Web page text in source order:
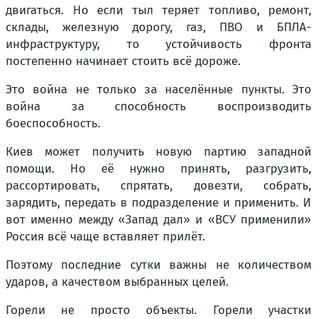
двигаться. Но если тыл теряет топливо, ремонт,
склады, железную дорогу, газ, ПВО и БПЛА-
инфраструктуру, то устойчивость фронта
постепенно начинает стоить всё дороже.
Это война не только за населённые пункты. Это
война за способность воспроизводить
боеспособность.
Киев может получить новую партию западной
помощи. Но её нужно принять, разгрузить,
рассортировать, спрятать, довезти, собрать,
зарядить, передать в подразделение и применить. И
вот именно между «Запад дал» и «ВСУ применили»
Россия всё чаще вставляет прилёт.
Поэтому последние сутки важны не количеством
ударов, а качеством выбранных целей.
Горели не просто объекты. Горели участки